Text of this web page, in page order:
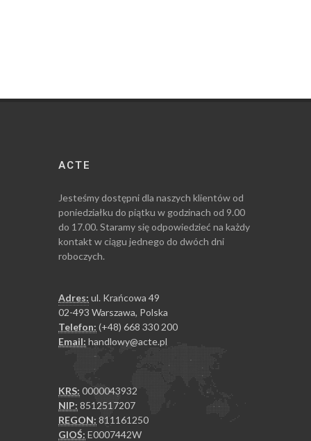
ACTE
Jesteśmy dostępni dla naszych klientów od
poniedziałku do piątku w godzinach od 9.00
do 17.00. Staramy się odpowiedzieć na każdy
kontakt w ciągu jednego do dwóch dni
roboczych.
Adres: ul. Krańcowa 49
02-493 Warszawa, Polska
Telefon: (+48) 668 330 200
Email: handlowy@acte.pl
KRS: 0000043932
NIP: 8512517207
REGON: 811161250
GIOŚ: E0007442W